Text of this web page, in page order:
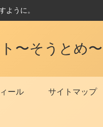
ように。
〜そうとめ〜
ール サイトマップ